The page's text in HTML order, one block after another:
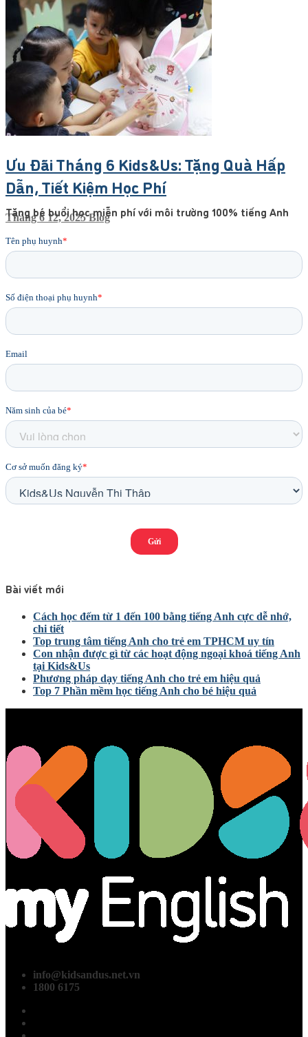
Ưu Đãi Tháng 6 Kids&Us: Tặng Quà Hấp
Dẫn, Tiết Kiệm Học Phí
Tháng 6 12, 2025Blog
Tặng bé buổi học miễn phí với môi trường 100% tiếng Anh
Bài viết mới
Cách học đếm từ 1 đến 100 bằng tiếng Anh cực dễ nhớ,
chi tiết
Top trung tâm tiếng Anh cho trẻ em TPHCM uy tín
Con nhận được gì từ các hoạt động ngoại khoá tiếng Anh
tại Kids&Us
Phương pháp dạy tiếng Anh cho trẻ em hiệu quả
Top 7 Phần mềm học tiếng Anh cho bé hiệu quả
info@kidsandus.net.vn
1800 6175